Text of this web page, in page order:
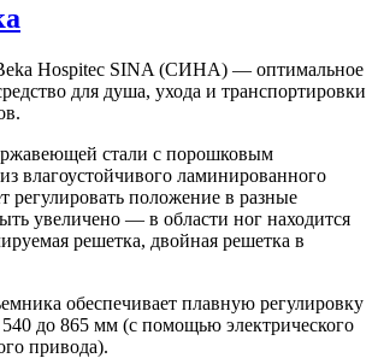
Hospitec SINA (СИНА) — оптимальное
для душа, ухода и транспортировки
стали с порошковым
влагоустойчивого ламинированного
регулировать положение в разные
увеличено — в области ног находится
решетка, двойная решетка в
обеспечивает плавную регулировку
до 865 мм (с помощью электрического
привода).